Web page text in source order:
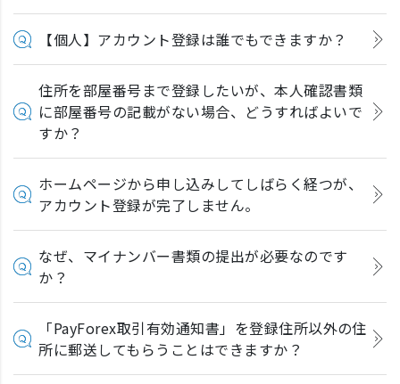
【個人】アカウント登録は誰でもできますか？
住所を部屋番号まで登録したいが、本人確認書類
に部屋番号の記載がない場合、どうすればよいで
すか？
ホームページから申し込みしてしばらく経つが、
アカウント登録が完了しません。
なぜ、マイナンバー書類の提出が必要なのです
か？
「PayForex取引有効通知書」を登録住所以外の住
所に郵送してもらうことはできますか？